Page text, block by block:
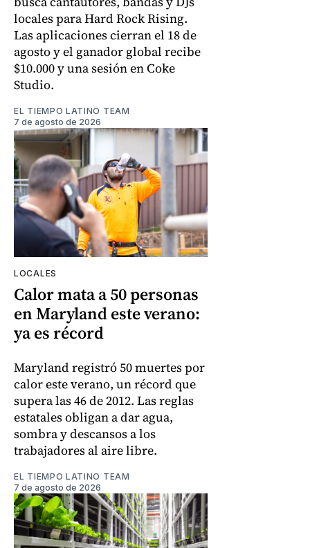
locales para Hard Rock Rising.
Las aplicaciones cierran el 18 de
agosto y el ganador global recibe
$10.000 y una sesión en Coke
Studio.
EL TIEMPO LATINO TEAM
7 de agosto de 2026
LOCALES
Calor mata a 50 personas
en Maryland este verano:
ya es récord
Maryland registró 50 muertes por
calor este verano, un récord que
supera las 46 de 2012. Las reglas
estatales obligan a dar agua,
sombra y descansos a los
trabajadores al aire libre.
EL TIEMPO LATINO TEAM
7 de agosto de 2026